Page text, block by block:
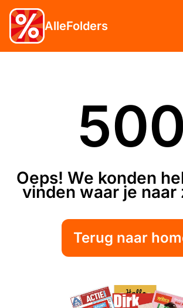
AlleFolders
500
Oeps! We konden
vinden waar je naar
Terug naar